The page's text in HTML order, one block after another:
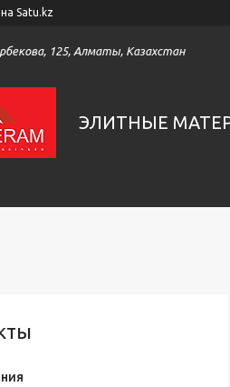
на Satu.kz
125, Алматы, Казахстан
ЭЛИТНЫЕ